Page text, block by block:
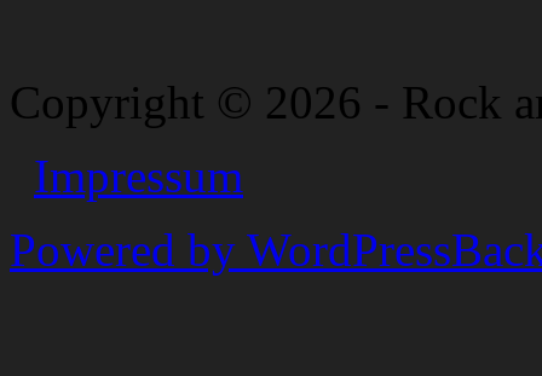
Copyright © 2026 - Rock
Impressum
Powered by WordPress